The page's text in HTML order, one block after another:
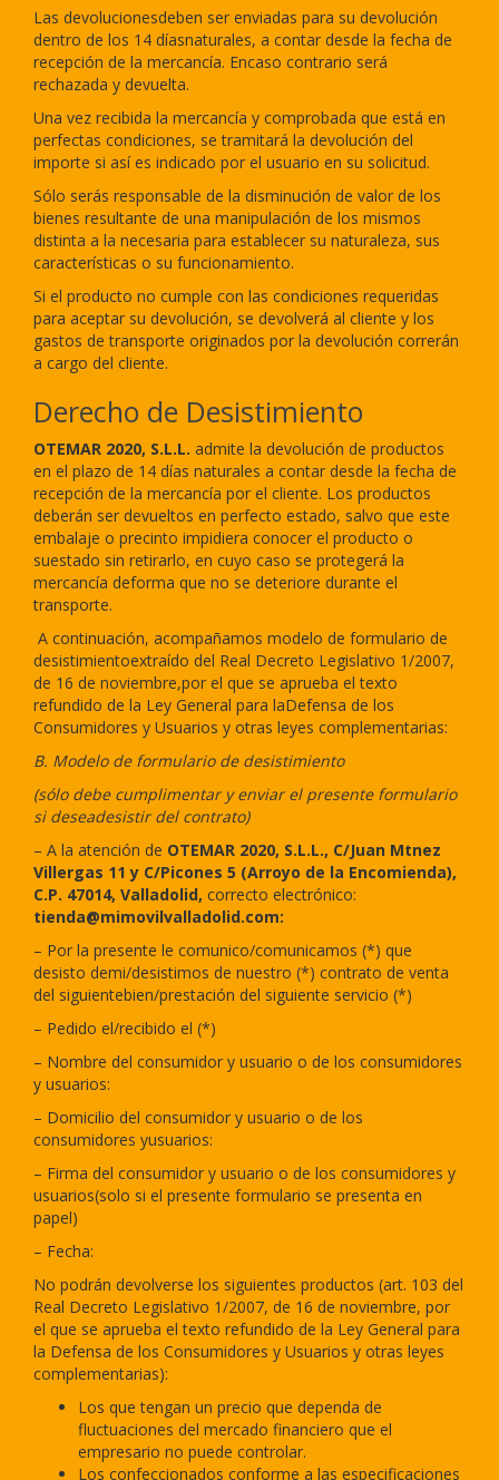
Las devolucionesdeben ser enviadas para su devolución
dentro de los 14 díasnaturales, a contar desde la fecha de
recepción de la mercancía. Encaso contrario será
rechazada y devuelta.
Una vez recibida la mercancía y comprobada que está en
perfectas condiciones, se tramitará la devolución del
importe si así es indicado por el usuario en su solicitud.
Sólo serás responsable de la disminución de valor de los
bienes resultante de una manipulación de los mismos
distinta a la necesaria para establecer su naturaleza, sus
características o su funcionamiento.
Si el producto no cumple con las condiciones requeridas
para aceptar su devolución, se devolverá al cliente y los
gastos de transporte originados por la devolución correrán
a cargo del cliente.
Derecho de Desistimiento
OTEMAR 2020, S.L.L. admite la devolución de productos
en el plazo de 14 días naturales a contar desde la fecha de
recepción de la mercancía por el cliente. Los productos
deberán ser devueltos en perfecto estado, salvo que este
embalaje o precinto impidiera conocer el producto o
suestado sin retirarlo, en cuyo caso se protegerá la
mercancía deforma que no se deteriore durante el
transporte.
A continuación, acompañamos modelo de formulario de
desistimientoextraído del Real Decreto Legislativo 1/2007,
de 16 de noviembre,por el que se aprueba el texto
refundido de la Ley General para laDefensa de los
Consumidores y Usuarios y otras leyes complementarias:
B. Modelo de formulario de desistimiento
(sólo debe cumplimentar y enviar el presente formulario
si deseadesistir del contrato)
– A la atención de OTEMAR 2020, S.L.L., C/Juan Mtnez
Villergas 11 y C/Picones 5 (Arroyo de la Encomienda),
C.P. 47014, Valladolid, correcto electrónico:
tienda@mimovilvalladolid.com:
– Por la presente le comunico/comunicamos (*) que
desisto demi/desistimos de nuestro (*) contrato de venta
del siguientebien/prestación del siguiente servicio (*)
– Pedido el/recibido el (*)
– Nombre del consumidor y usuario o de los consumidores
y usuarios:
– Domicilio del consumidor y usuario o de los
consumidores yusuarios:
– Firma del consumidor y usuario o de los consumidores y
usuarios(solo si el presente formulario se presenta en
papel)
– Fecha:
No podrán devolverse los siguientes productos (art. 103 del
Real Decreto Legislativo 1/2007, de 16 de noviembre, por
el que se aprueba el texto refundido de la Ley General para
la Defensa de los Consumidores y Usuarios y otras leyes
complementarias):
Los que tengan un precio que dependa de
fluctuaciones del mercado financiero que el
empresario no puede controlar.
Los confeccionados conforme a las especificaciones